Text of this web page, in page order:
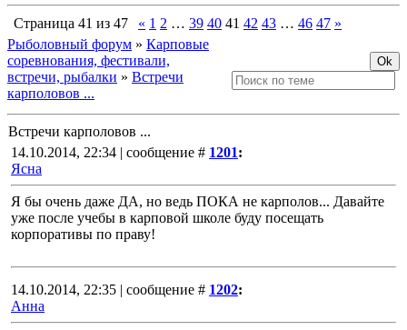
Страница 41 из 47 « 1 2 … 39 40 41 42 43 … 46 47 »
Рыболовный форум » Карповые
соревнования, фестивали,
встречи, рыбалки » Встречи
карполовов ...
Встречи карполовов ...
14.10.2014, 22:34 | сообщение # 1201:
Ясна
Я бы очень даже ДА, но ведь ПОКА не карполов... Давайте
уже после учебы в карповой школе буду посещать
корпоративы по праву!
14.10.2014, 22:35 | сообщение # 1202:
Анна